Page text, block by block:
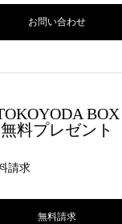
お問い合わせ
BOX
無料プレゼント
請求
無料請求